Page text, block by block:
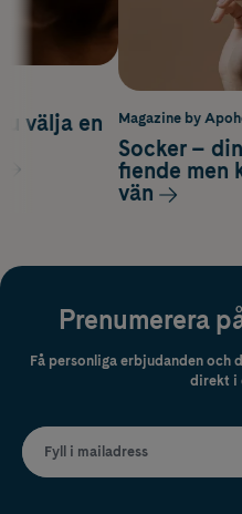
välja en
Magazine by
Socker –
fiende men
vän
Prenumerera
Få personliga erbjudanden och
direkt i
Fyll i mailadress